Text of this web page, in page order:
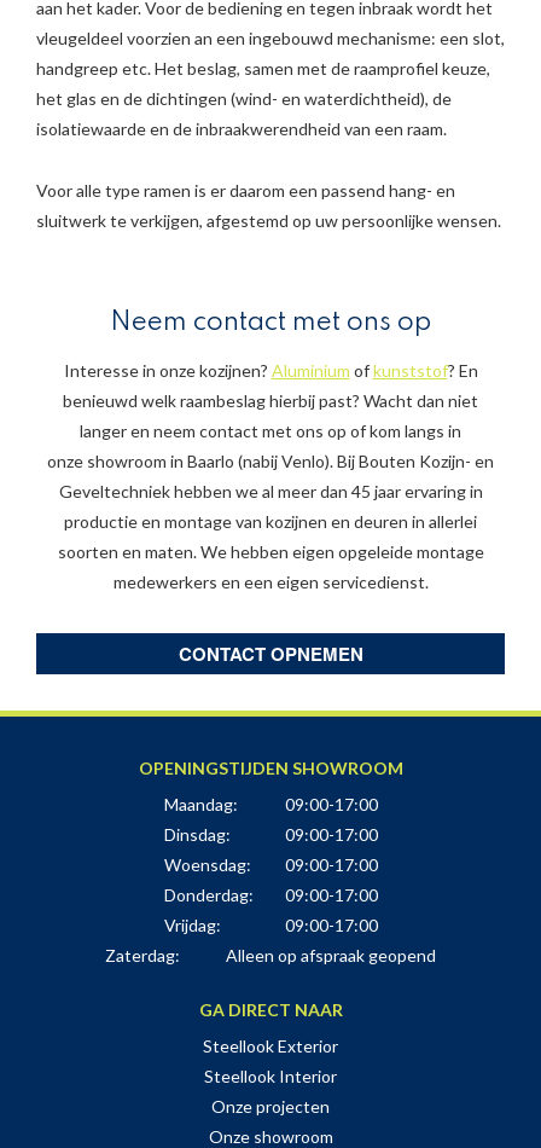
aan het kader. Voor de bediening en tegen inbraak wordt het
vleugeldeel voorzien an een ingebouwd mechanisme: een slot,
handgreep etc. Het beslag, samen met de raamprofiel keuze,
het glas en de dichtingen (wind- en waterdichtheid), de
isolatiewaarde en de inbraakwerendheid van een raam.
Voor alle type ramen is er daarom een passend hang- en
sluitwerk te verkijgen, afgestemd op uw persoonlijke wensen.
Neem contact met ons op
Interesse in onze kozijnen? Aluminium ofkunststof? En
benieuwd welk raambeslag hierbij past? Wacht dan niet
langer en neem contact met ons op of kom langs in
onze showroom in Baarlo (nabij Venlo). Bij Bouten Kozijn- en
Geveltechniek hebben we al meer dan 45 jaar ervaring in
productie en montage van kozijnen en deuren in allerlei
soorten en maten. We hebben eigen opgeleide montage
medewerkers en een eigen servicedienst.
CONTACT OPNEMEN
OPENINGSTIJDEN SHOWROOM
Maandag:
09:00-17:00
Dinsdag:
09:00-17:00
Woensdag:
09:00-17:00
Donderdag:
09:00-17:00
Vrijdag:
09:00-17:00
Zaterdag:
Alleen op afspraak geopend
GA DIRECT NAAR
Steellook Exterior
Steellook Interior
Onze projecten
Onze showroom